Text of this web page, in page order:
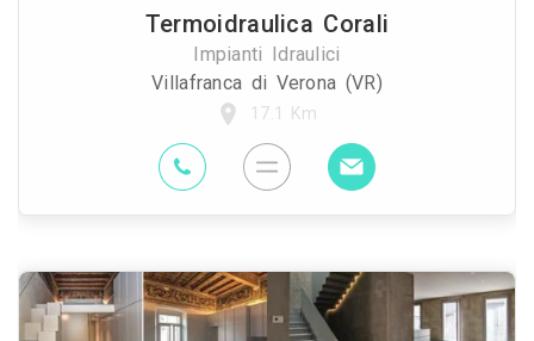
Termoidraulica Corali
Impianti Idraulici
Villafranca di Verona (VR)
17.1 Km